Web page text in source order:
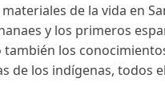
de la vida en
y los primeros
los
de los indígenas,